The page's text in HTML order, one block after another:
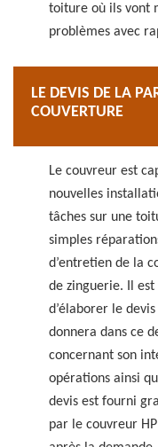
toiture où ils vont
problèmes avec
LE DEVIS DE LA
COUVERTURE
Le couvreur est
nouvelles
tâches sur une
simples
d’entretien de la
de zinguerie. Il
d’élaborer le
donnera dans ce
concernant son
opérations ainsi
devis est fourni
par le couvreur